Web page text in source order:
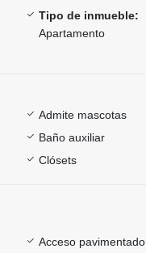
Tipo de inmueble:
Apartamento
Admite mascotas
Baño auxiliar
Clósets
Acceso pavimentado